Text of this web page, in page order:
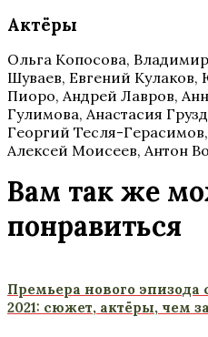
Актёры
Ольга Копосова,
Шуваев, Евгений
Пиоро, Андрей Лавров,
Гулимова, Анастасия
Георгий Тесля-
Алексей Моисеев, Антон
Вам так же
понравиться
Премьера нового
2021: сюжет, актёры, чем